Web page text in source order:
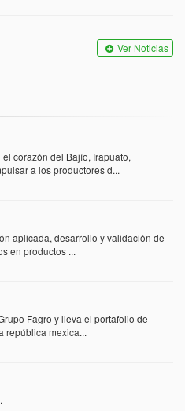
Ver Noticias
corazón del Bajío, Irapuato,
a los productores d...
aplicada, desarrollo y validación de
en productos ...
Fagro y lleva el portafolio de
república mexica...